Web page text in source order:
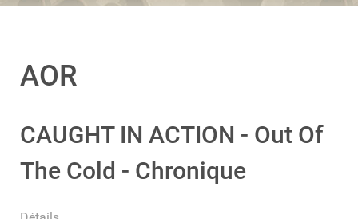
AOR
CAUGHT IN ACTION - Out Of
The Cold - Chronique